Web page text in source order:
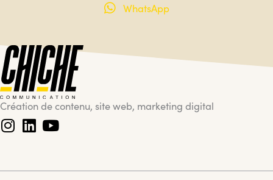
WhatsApp
Création de contenu, site web, marketing digital